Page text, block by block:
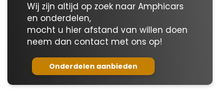
Wij zijn altijd op zoek naar Amphicars
en onderdelen,
mocht u hier afstand van willen doen
neem dan contact met ons op!
Onderdelen aanbieden